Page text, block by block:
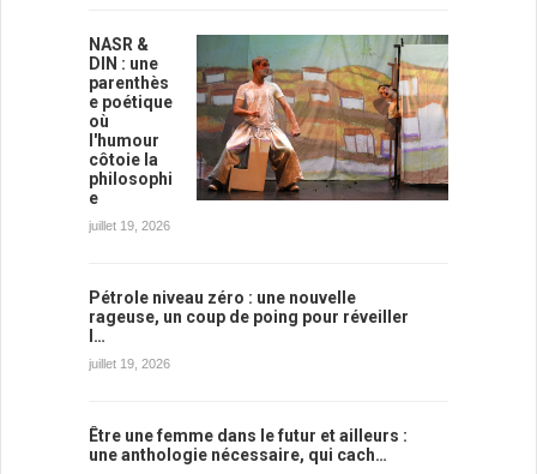
NASR &
DIN : une
parenthès
e poétique
où
l'humour
côtoie la
philosophi
e
juillet 19, 2026
Pétrole niveau zéro : une nouvelle
rageuse, un coup de poing pour réveiller
l…
juillet 19, 2026
Être une femme dans le futur et ailleurs :
une anthologie nécessaire, qui cach…